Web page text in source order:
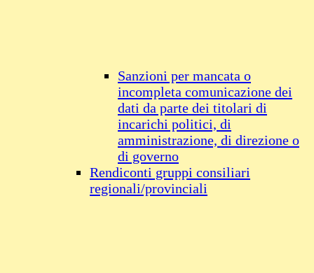
Sanzioni per mancata o
incompleta comunicazione dei
dati da parte dei titolari di
incarichi politici, di
amministrazione, di direzione o
di governo
Rendiconti gruppi consiliari
regionali/provinciali